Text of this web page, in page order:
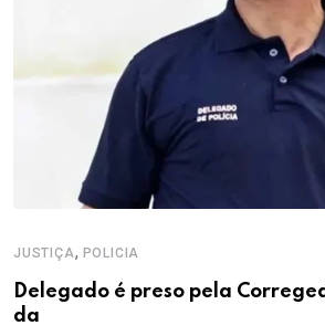
JUSTIÇA, POLICIA
Delegado é preso pela
da